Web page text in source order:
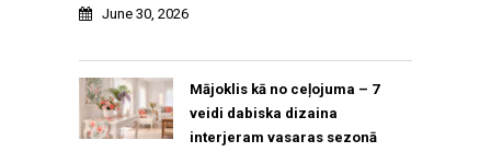
June 30, 2026
Mājoklis kā no ceļojuma – 7
veidi dabiska dizaina
interjeram vasaras sezonā